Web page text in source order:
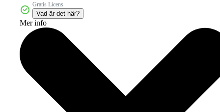
Gratis Licens
Vad är det här?
Mer info